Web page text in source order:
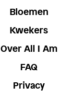
Bloemen
Kwekers
Over All I Am
FAQ
Privacy